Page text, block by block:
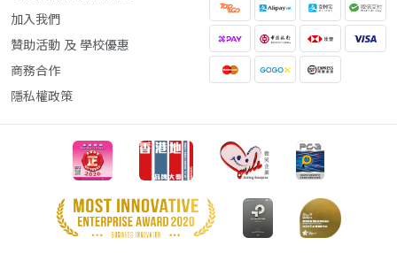
加入我們
贊助活動 及 學校優惠
商務合作
隱私權政策